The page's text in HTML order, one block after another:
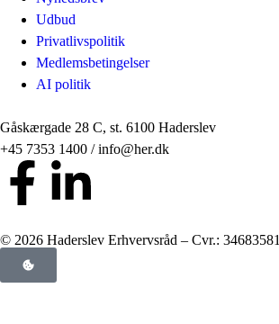
Udbud
Privatlivspolitik
Medlemsbetingelser
AI politik
Gåskærgade 28 C, st. 6100 Haderslev
+45 7353 1400 / info@her.dk
© 2026 Haderslev Erhvervsråd – Cvr.: 34683581